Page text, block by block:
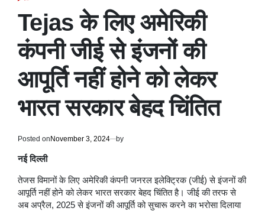
Tejas के लिए अमेरिकी
कंपनी जीई से इंजनों की
आपूर्ति नहीं होने को लेकर
भारत सरकार बेहद चिंतित
Posted onNovember 3, 2024 by
नई दिल्ली
तेजस विमानों के लिए अमेरिकी कंपनी जनरल इलेक्ट्रिक (जीई) से इंजनों की
आपूर्ति नहीं होने को लेकर भारत सरकार बेहद चिंतित है। जीई की तरफ से
अब अप्रैल, 2025 से इंजनों की आपूर्ति को सुचारू करने का भरोसा दिलाया